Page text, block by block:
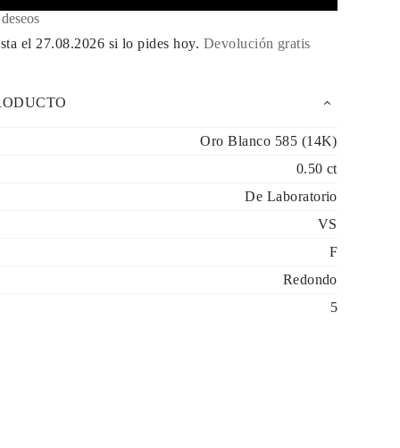
el 27.08.2026 si lo pides hoy. Devolución gratis
Oro Blanco 585 (14K)
0.50 ct
De Laboratorio
VS
F
Redondo
5